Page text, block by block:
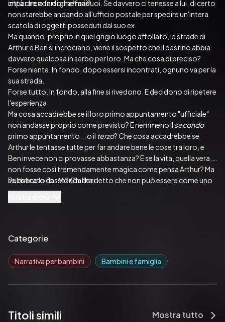
città che non dorme mai?
imparare a farsi gli affari suoi. Se davvero ci tenesse a lui, di certo
non starebbe andando all'ufficio postale per spedire un'intera
scatola di oggetti posseduti dal suo ex.
Ma quando, proprio in quel grigio luogo affollato, le strade di
Arthur e Ben si incrociano, viene il sospetto che il destino abbia
davvero qualcosa in serbo per loro. Ma che cosa di preciso?
Forse niente. In fondo, dopo essersi incontrati, ognuno va per la
sua strada.
Forse tutto. In fondo, alla fine si rivedono. E decidono di ripetere
l'esperienza.
Ma cosa accadrebbe se il loro primo appuntamento "ufficiale"
non andasse proprio come previsto? E nemmeno il
secondo
primo appuntamento... o il terzo? Che cosa accadrebbe se
Arthur le tentasse tutte per far andare bene le cose tra loro, e
Ben invece non ci provasse abbastanza? E se la vita, quella vera,
non fosse così tremendamente magica come pensa Arthur? Ma
se invece lo fosse? Chi l'ha detto che non può essere come uno
dei musical di Broadway che tanto ama? E soprattutto: perché
un amore a prima vista fantastico come quelli che si vedono nei
Pubblicato da:  Mondadori
Categorie
Narrativa per bambini Bambini e famiglia
Titoli simili Mostra tutto